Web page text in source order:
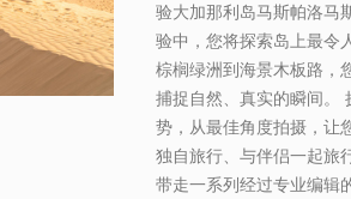
验大加那利岛马斯帕洛马
验中，您将探索岛上最令
棕榈绿洲到海景木板路，
捕捉自然、真实的瞬间。
势，从最佳角度拍摄，让
独自旅行、与伴侣一起旅
带走一系列经过专业编辑